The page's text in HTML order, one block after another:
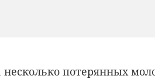
потерянных